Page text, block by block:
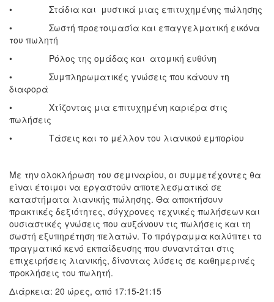
• Στάδια και μυστικά μιας επιτυχημένης πώλησης
• Σωστή προετοιμασία και επαγγελματική εικόνα
του πωλητή
• Ρόλος της ομάδας και ατομική ευθύνη
• Συμπληρωματικές γνώσεις που κάνουν τη
διαφορά
• Χτίζοντας μια επιτυχημένη καριέρα στις
πωλήσεις
• Τάσεις και το μέλλον του λιανικού εμπορίου
Με την ολοκλήρωση του σεμιναρίου, οι συμμετέχοντες θα
είναι έτοιμοι να εργαστούν αποτελεσματικά σε
καταστήματα λιανικής πώλησης. Θα αποκτήσουν
πρακτικές δεξιότητες, σύγχρονες τεχνικές πωλήσεων και
ουσιαστικές γνώσεις που αυξάνουν τις πωλήσεις και τη
σωστή εξυπηρέτηση πελατών. Το πρόγραμμα καλύπτει το
πραγματικό κενό εκπαίδευσης που συναντάται στις
επιχειρήσεις λιανικής, δίνοντας λύσεις σε καθημερινές
προκλήσεις του πωλητή.
Διάρκεια: 20 ώρες, από 17:15-21:15